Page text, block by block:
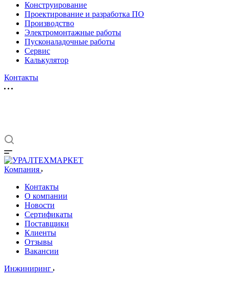
Конструирование
Проектирование и разработка ПО
Производство
Электромонтажные работы
Пусконаладочные работы
Сервис
Калькулятор
Контакты
Компания
Контакты
О компании
Новости
Сертификаты
Поставщики
Клиенты
Отзывы
Вакансии
Инжиниринг